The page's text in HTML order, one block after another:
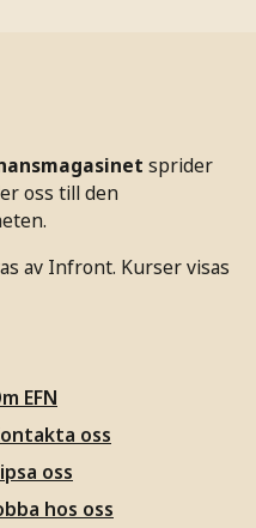
sprider
oss till den
av Infront. Kurser visas
EFN
oss
oss
hos oss